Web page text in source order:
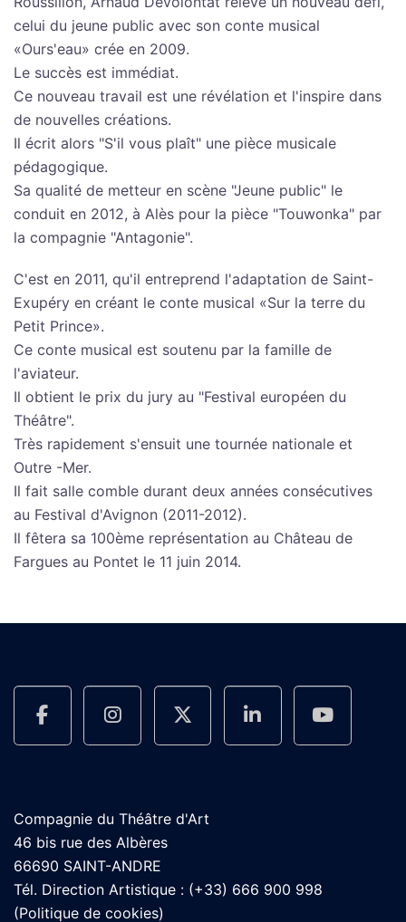
celui du jeune public avec son conte musical
«Ours'eau» crée en 2009.
Le succès est immédiat.
Ce nouveau travail est une révélation et l'inspire dans
de nouvelles créations.
Il écrit alors "S'il vous plaît" une pièce musicale
pédagogique.
Sa qualité de metteur en scène "Jeune public" le
conduit en 2012, à Alès pour la pièce "Touwonka" par
la compagnie "Antagonie".
C'est en 2011, qu'il entreprend l'adaptation de Saint-
Exupéry en créant le conte musical «Sur la terre du
Petit Prince».
Ce conte musical est soutenu par la famille de
l'aviateur.
Il obtient le prix du jury au "Festival européen du
Théâtre".
Très rapidement s'ensuit une tournée nationale et
Outre -Mer.
Il fait salle comble durant deux années consécutives
au Festival d'Avignon (2011-2012).
Il fêtera sa 100ème représentation au Château de
Fargues au Pontet le 11 juin 2014.
Compagnie du Théâtre d'Art
46 bis rue des Albères
66690 SAINT-ANDRE
Tél. Direction Artistique : (+33) 666 900 998
(Politique de cookies)